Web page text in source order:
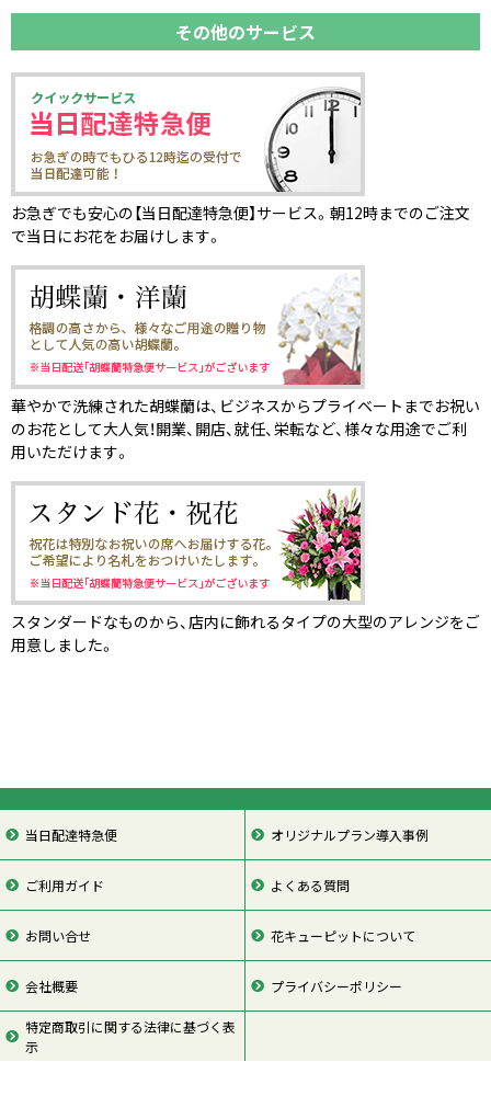
その他のサービス
お急ぎでも安心の【当日配達特急便】サービス。朝12時までのご注文
で当日にお花をお届けします。
華やかで洗練された胡蝶蘭は、ビジネスからプライベートまでお祝い
のお花として大人気！開業、開店、就任、栄転など、様々な用途でご利
用いただけます。
スタンダードなものから、店内に飾れるタイプの大型のアレンジをご
用意しました。
当日配達特急便 オリジナルプラン導入事例
ご利用ガイド よくある質問
お問い合せ 花キューピットについて
会社概要 プライバシーポリシー
特定商取引に関する法律に基づく表
示